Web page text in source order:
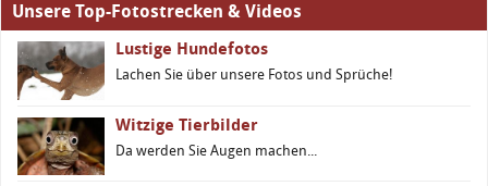
Unsere Top-Fotostrecken & Videos
Lustige Hundefotos
Lachen Sie über unsere Fotos und Sprüche!
Witzige Tierbilder
Da werden Sie Augen machen...